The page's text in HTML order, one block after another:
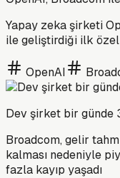
Yapay zeka şirketi
ile geliştirdiği ilk özel
OpenAI
Dev şirket bir
Broadcom, gelir
kalması nedeniyle
fazla kayıp yaşadı